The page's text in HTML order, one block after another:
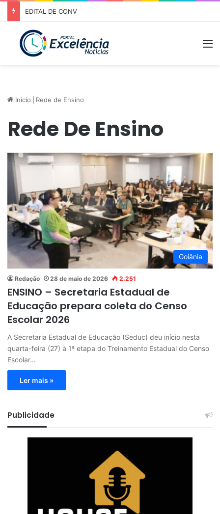
Início Rede de Ensino
Rede De Ensino
Goiânia
Redação 28 de maio de 2026 2.251
ENSINO – Secretaria Estadual de
Educação prepara coleta do Censo
Escolar 2026
A Secretaria Estadual de Educação (Seduc) deu início nesta
quarta-feira (27) à 1ª etapa do Treinamento Estadual do Censo
Escolar…
Ler mais »
Publicidade